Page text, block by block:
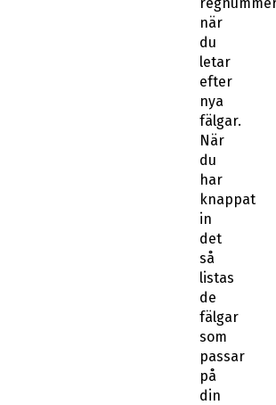
när
du
letar
efter
nya
fälgar.
När
du
har
knappat
in
det
så
listas
de
fälgar
som
passar
på
din